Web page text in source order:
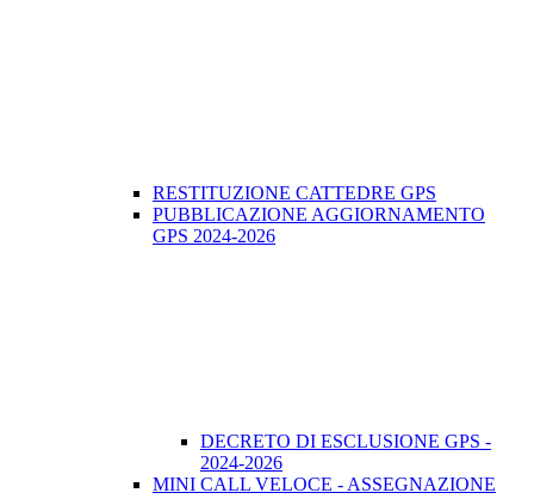
RESTITUZIONE CATTEDRE GPS
PUBBLICAZIONE AGGIORNAMENTO
GPS 2024-2026
DECRETO DI ESCLUSIONE GPS -
2024-2026
MINI CALL VELOCE - ASSEGNAZIONE